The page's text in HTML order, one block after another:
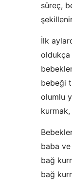
süreç,
İlk
oldukça
bebeği
olumlu
baba
bağ
bağ